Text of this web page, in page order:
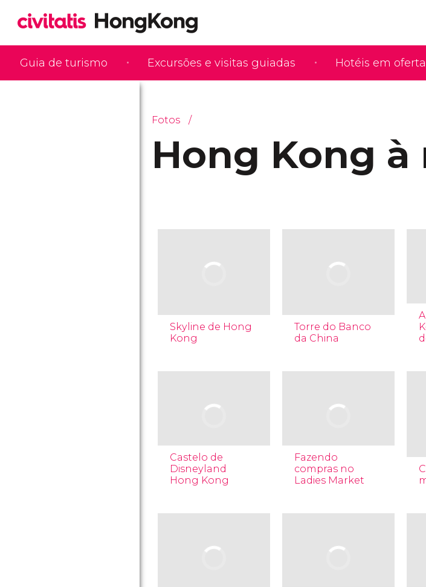
Guia de turismo Excursões e visitas guiadas Hotéis em oferta
Fotos
Hong Kong à
Skyline de Hong
Kong
Torre do Banco
da China
Castelo de
Disneyland
Hong Kong
Fazendo
compras no
Ladies Market